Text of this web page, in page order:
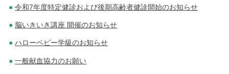
令和7年度特定健診および後期高齢者健診開始のお知らせ
脳いきいき講座 開催のお知らせ
ハローベビー学級のお知らせ
一般献血協力のお願い